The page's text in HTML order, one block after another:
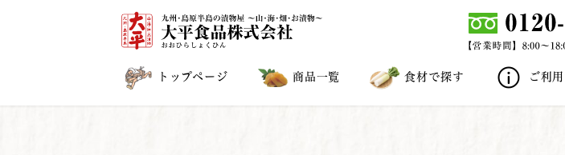
トップページ 商品一覧 食材で探す ご利